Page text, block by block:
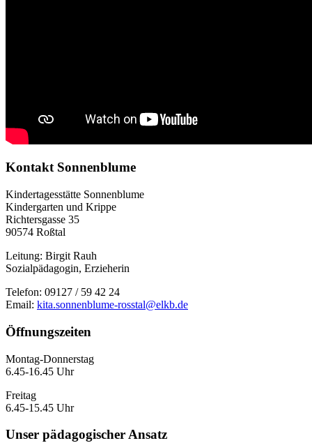
Kontakt Sonnenblume
Kindertagesstätte Sonnenblume
Kindergarten und Krippe
Richtersgasse 35
90574 Roßtal
Leitung: Birgit Rauh
Sozialpädagogin, Erzieherin
Telefon: 09127 / 59 42 24
Email: kita.sonnenblume-rosstal@elkb.de
Öffnungszeiten
Montag-Donnerstag
6.45-16.45 Uhr
Freitag
6.45-15.45 Uhr
Unser pädagogischer Ansatz